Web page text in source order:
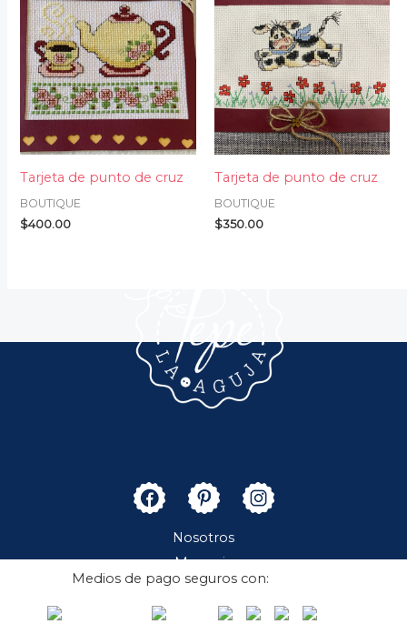
Tarjeta de punto de cruz
BOUTIQUE
$400.00
Tarjeta de punto de cruz
BOUTIQUE
$350.00
Nosotros
Merceria
Boutique
Contacto
Medios de pago seguros con: